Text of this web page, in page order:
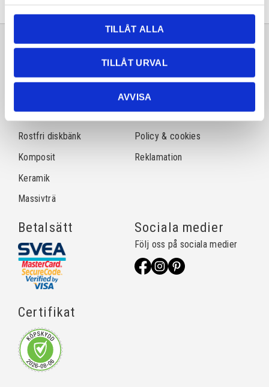
TILLÅT ALLA
TILLÅT URVAL
AVVISA
Sortiment
Natursten
Rostfri diskbänk
Komposit
Keramik
Massivträ
Information
Frågor & svar
Köpvillkor
Policy & cookies
Reklamation
Betalsätt
Certifikat
Sociala medier
Följ oss på sociala medier